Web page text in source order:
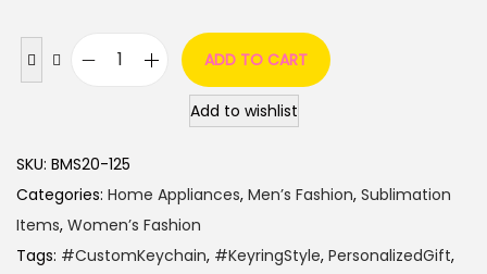
ADD TO CART
Add to wishlist
SKU: BMS20-125
Categories: Home Appliances, Men’s Fashion, Sublimation
Items, Women’s Fashion
Tags: #CustomKeychain, #KeyringStyle, PersonalizedGift,